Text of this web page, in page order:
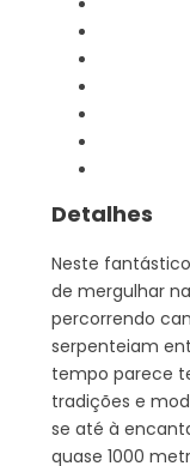
Detalhes
Neste
de mergulhar
percorrendo
serpenteiam
tempo parece
tradições e
se até à
quase 1000